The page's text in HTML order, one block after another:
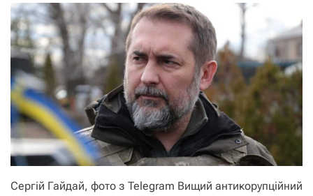
Сергій Гайдай, фото з Telegram Вищий антикорупційний